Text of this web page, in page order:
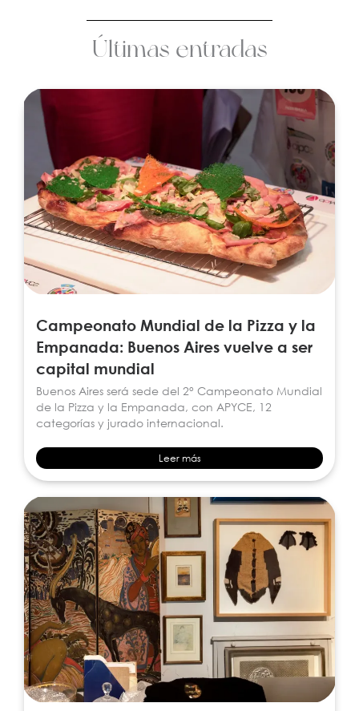
Últimas entradas
Campeonato Mundial de la Pizza y la
Empanada: Buenos Aires vuelve a ser
capital mundial
Buenos Aires será sede del 2° Campeonato Mundial
de la Pizza y la Empanada, con APYCE, 12
categorías y jurado internacional.
Leer más